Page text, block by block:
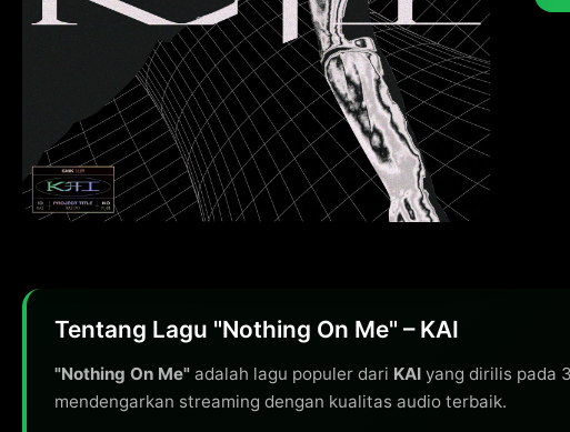
Tentang Lagu "Nothing On Me" – KAI
"Nothing On Me" adalah lagu populer dari KAI yang dirilis pada
mendengarkan streaming dengan kualitas audio terbaik.